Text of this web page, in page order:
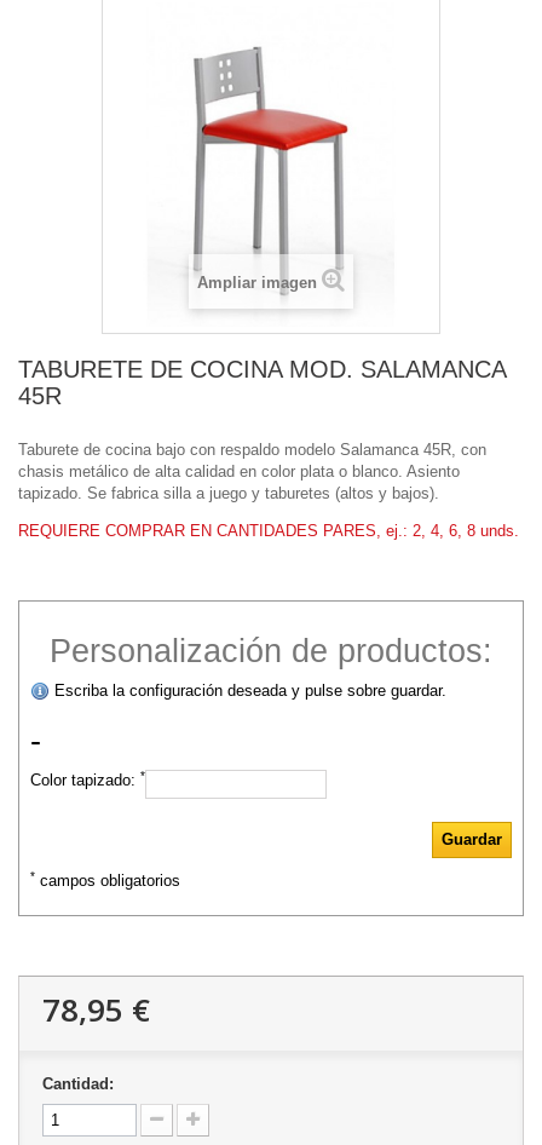
Ampliar imagen
TABURETE DE COCINA MOD. SALAMANCA
45R
Taburete de cocina bajo con respaldo modelo Salamanca 45R, con
chasis metálico de alta calidad en color plata o blanco. Asiento
tapizado. Se fabrica silla a juego y taburetes (altos y bajos).
REQUIERE COMPRAR EN CANTIDADES PARES, ej.: 2, 4, 6, 8 unds.
Personalización de productos:
Escriba la configuración deseada y pulse sobre guardar.
-
Color tapizado:*
* campos obligatorios
78,95 €
Cantidad: